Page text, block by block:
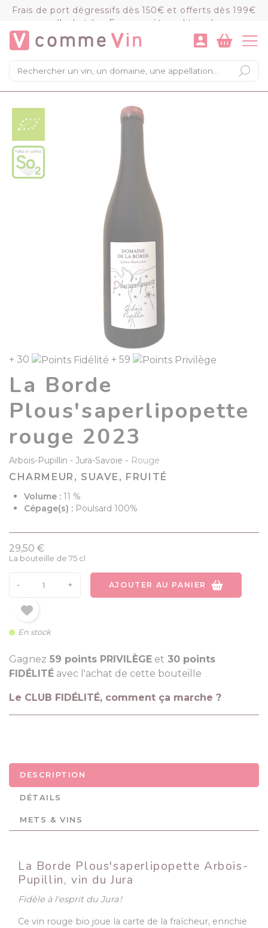
Frais de port dégressifs dès 150€ et offerts dès 199€
d'achat (en France métropolitaine)
×
Mon panier
Chargement du panier...
VOIR LE PANIER COMMANDER
+ 30 + 59
La Borde
Plous'saperlipopette
rouge 2023
Arbois-Pupillin Jura-Savoie - Rouge
CHARMEUR, SUAVE, FRUITÉ
Volume : 11 %
Cépage(s) : Poulsard 100%
29,50 €
La bouteille de 75 cl
- + AJOUTER AU PANIER
En stock
Gagnez 59 points PRIVILÈGE et 30 points
FIDÉLITÉ avec l'achat de cette bouteille
Le CLUB FIDÉLITÉ, comment ça marche ?
DESCRIPTION
DÉTAILS
METS & VINS
La Borde Plous'saperlipopette Arbois-
Pupillin, vin du Jura
Fidèle à l'esprit du Jura !
Ce vin rouge bio joue la carte de la fraîcheur, enrichie
Panneau de gestion des cookies